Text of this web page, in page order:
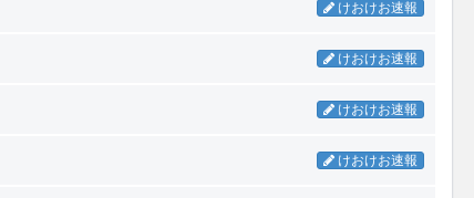
けおけお速報
けおけお速報
けおけお速報
けおけお速報